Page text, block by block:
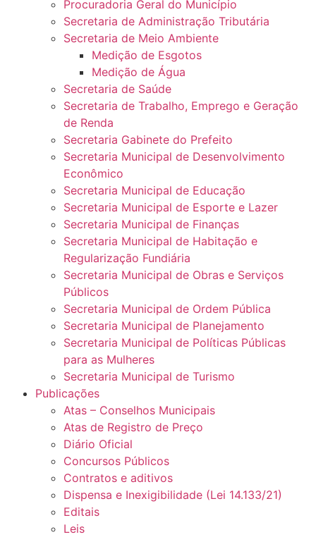
Procuradoria Geral do Município
Secretaria de Administração Tributária
Secretaria de Meio Ambiente
Medição de Esgotos
Medição de Água
Secretaria de Saúde
Secretaria de Trabalho, Emprego e Geração
de Renda
Secretaria Gabinete do Prefeito
Secretaria Municipal de Desenvolvimento
Econômico
Secretaria Municipal de Educação
Secretaria Municipal de Esporte e Lazer
Secretaria Municipal de Finanças
Secretaria Municipal de Habitação e
Regularização Fundiária
Secretaria Municipal de Obras e Serviços
Públicos
Secretaria Municipal de Ordem Pública
Secretaria Municipal de Planejamento
Secretaria Municipal de Políticas Públicas
para as Mulheres
Secretaria Municipal de Turismo
Publicações
Atas – Conselhos Municipais
Atas de Registro de Preço
Diário Oficial
Concursos Públicos
Contratos e aditivos
Dispensa e Inexigibilidade (Lei 14.133/21)
Editais
Leis